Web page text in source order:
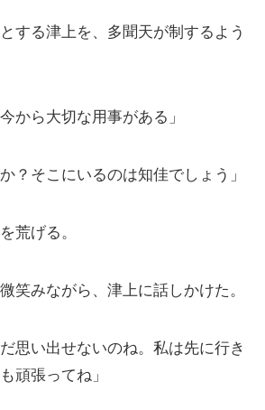
する津上を、多聞天が制するよう
から大切な用事がある」
？そこにいるのは知佳でしょう」
荒げる。
笑みながら、津上に話しかけた。
思い出せないのね。私は先に行き
頑張ってね」